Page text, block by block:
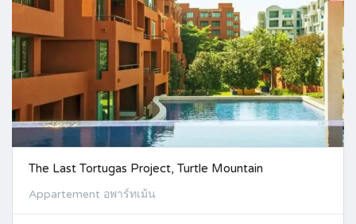
The Last Tortugas Project, Turtle Mountain
Appartement อพาร์ทเม้น